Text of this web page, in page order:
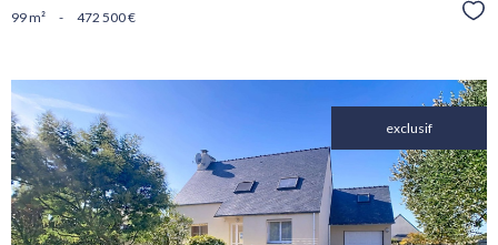
99 m² - 472 500 €
exclusif
voir le